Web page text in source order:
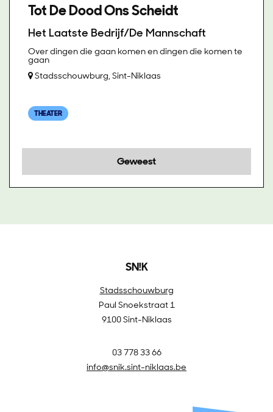
Tot De Dood Ons Scheidt
Het Laatste Bedrijf/De Mannschaft
Over dingen die gaan komen en dingen die komen te
gaan
Stadsschouwburg, Sint-Niklaas
THEATER
Geweest
SN!K
Stadsschouwburg
Paul Snoekstraat 1
9100 Sint-Niklaas
03 778 33 66
info@snik.sint-niklaas.be